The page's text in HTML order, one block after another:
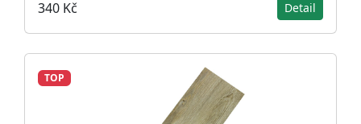
340 Kč Detail
TOP